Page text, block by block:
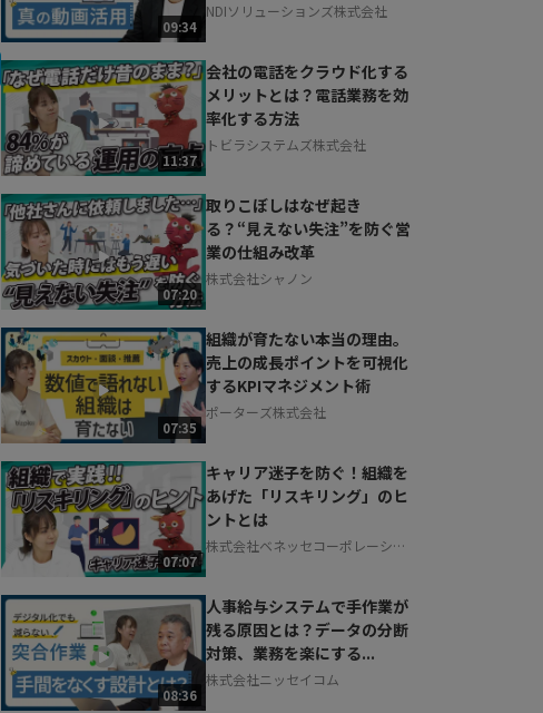
09:34
NDIソリューションズ株式会社
11:37
会社の電話をクラウド化する
メリットとは？電話業務を効
率化する方法
トビラシステムズ株式会社
07:20
取りこぼしはなぜ起き
る？“見えない失注”を防ぐ営
業の仕組み改革
株式会社シャノン
07:35
組織が育たない本当の理由。
売上の成長ポイントを可視化
するKPIマネジメント術
ポーターズ株式会社
07:07
キャリア迷子を防ぐ！組織を
あげた「リスキリング」のヒ
ントとは
株式会社ベネッセコーポレーショ
08:36
人事給与システムで手作業が
残る原因とは？データの分断
対策、業務を楽にする...
株式会社ニッセイコム